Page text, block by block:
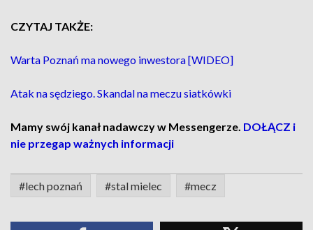
CZYTAJ TAKŻE:
Warta Poznań ma nowego inwestora [WIDEO]
Atak na sędziego. Skandal na meczu siatkówki
Mamy swój kanał nadawczy w Messengerze. DOŁĄCZ i
nie przegap ważnych informacji
#lech poznań #stal mielec #mecz